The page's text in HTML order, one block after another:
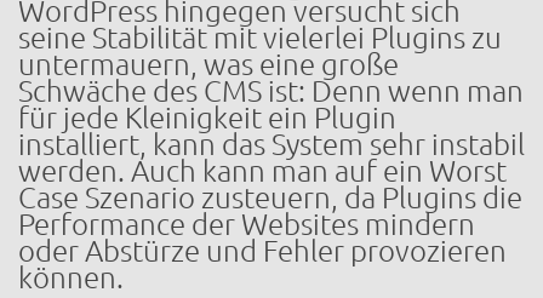
WordPress hingegen versucht sich
seine Stabilität mit vielerlei Plugins zu
untermauern, was eine große
Schwäche des CMS ist: Denn wenn man
für jede Kleinigkeit ein Plugin
installiert, kann das System sehr instabil
werden. Auch kann man auf ein Worst
Case Szenario zusteuern, da Plugins die
Performance der Websites mindern
oder Abstürze und Fehler provozieren
können.